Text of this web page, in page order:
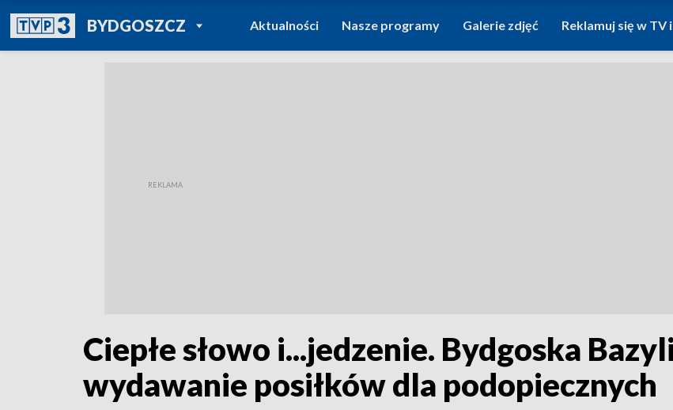
BYDGOSZCZPOWRÓT DO
TVP REGIONY
Aktualności Nasze programy Galerie zdjęć Reklamuj się w TV
Ciepłe słowo i...jedzenie. Bydgoska
wydawanie posiłków dla podopiecznych